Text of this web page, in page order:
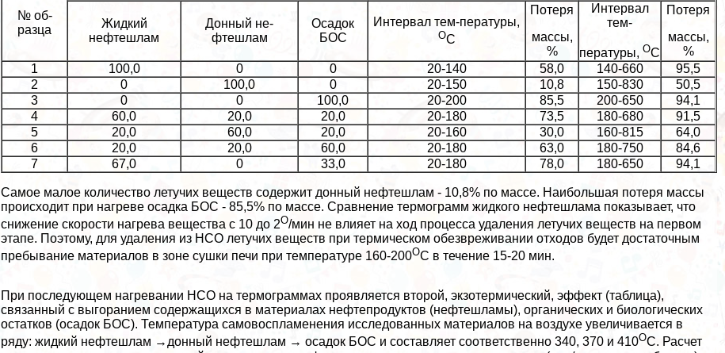
№ об-
разца
Жидкий
нефтешлам
Донный не-
фтешлам
Осадок
БОС
Интервал тем-пературы,
ОС
Потеря
массы,
%
Интервал
тем-
пературы,ОС
Потеря
массы,
%
1
100,0 0 0 20-140 58,0 140-660
95,5
2
0 100,0 0 20-150 10,8 150-830
50,5
3
0 0 100,0 20-200 85,5 200-650
94,1
4
60,0 20,0 20,0 20-180 73,5 180-680
91,5
5
20,0 60,0 20,0 20-160 30,0 160-815
64,0
6
20,0 20,0 60,0 20-180 63,0 180-750
84,6
7
67,0 0 33,0 20-180 78,0 180-650 94,1
Самое малое количество летучих веществ содержит донный нефтешлам - 10,8% по массе. Наибольшая потеря массы
происходит при нагреве осадка БОС - 85,5% по массе. Сравнение термограмм жидкого нефтешлама показывает, что
снижение скорости нагрева вещества с 10 до 2О/мин не влияет на ход процесса удаления летучих веществ на первом
этапе. Поэтому, для удаления из НСО летучих веществ при термическом обезвреживании отходов будет достаточным
пребывание материалов в зоне сушки печи при температуре 160-200ОС в течение 15-20 мин.
При последующем нагревании НСО на термограммах проявляется второй, экзотермический, эффект (таблица),
связанный с выгоранием содержащихся в материалах нефтепродуктов (нефтешламы), органических и биологических
остатков (осадок БОС). Температура самовоспламенения исследованных материалов на воздухе увеличивается в
ряду: жидкий нефтешлам →донный нефтешлам → осадок БОС и составляет соответственно 340, 370 и 410ОС. Расчет